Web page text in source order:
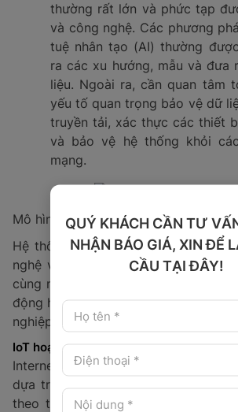
thường rất lớn và phức tạp
và công nghệ. Các phương
tuệ nhân tạo (AI) thường
ra các xu hướng, mẫu và đưa
liệu. Ngoài ra, cần quan tâm
yếu tố quan trọng bảo vệ dữ
truyền tải, xác thực các thiết
và bảo vệ hệ thống khỏi
mạng.
Mô hình một hệ thống iot
​Hệ thống IoT là một tổ hợp phức
nghệ và thành phần khác nhau, tất
cùng nhau để cung cấp các dịch vụ
động hóa cho nhiều lĩnh vực như nhà
nghiệp, y tế, giao thông và nhiều lĩnh
IoT hoạt động như thế nào?
Internet of Things (IoT) hoạt động
dựa trên việc thu thập, phân tích
theo thời gian thực. Một hệ thống
QUÝ KHÁCH CẦN TƯ
NHẬN BÁO GIÁ, XIN ĐỂ
CẦU TẠI ĐÂY!